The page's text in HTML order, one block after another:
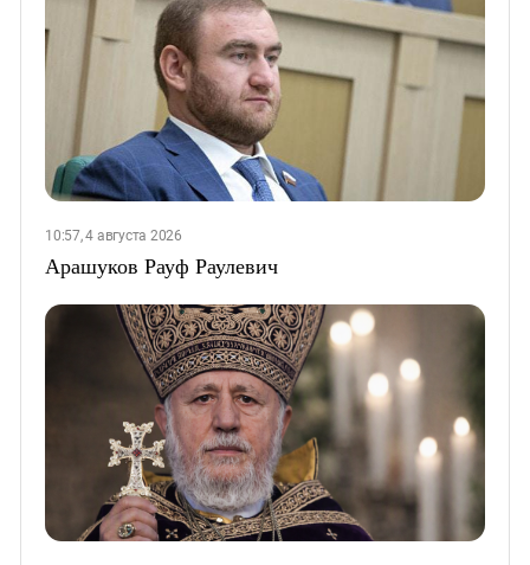
10:57, 4 августа 2026
Арашуков Рауф Раулевич